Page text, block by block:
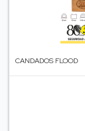
CANDADOS FLOOD